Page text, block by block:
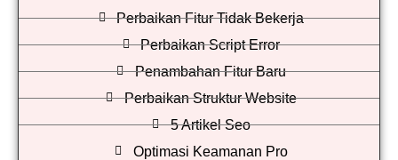
Perbaikan Fitur Tidak Bekerja
Perbaikan Script Error
Penambahan Fitur Baru
Perbaikan Struktur Website
5 Artikel Seo
Optimasi Keamanan Pro